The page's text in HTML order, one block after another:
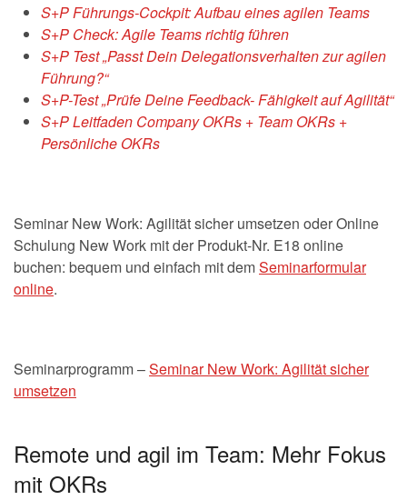
S+P Führungs-Cockpit: Aufbau eines agilen Teams
S+P Check: Agile Teams richtig führen
S+P Test „Passt Dein Delegationsverhalten zur agilen
Führung?“
S+P-Test „Prüfe Deine Feedback- Fähigkeit auf Agilität“
S+P Leitfaden Company OKRs + Team OKRs +
Persönliche OKRs
Seminar New Work: Agilität sicher umsetzen oder Online
Schulung New Work mit der Produkt-Nr. E18 online
buchen: bequem und einfach mit demSeminarformular
online.
Seminarprogramm –Seminar New Work: Agilität sicher
umsetzen
Remote und agil im Team: Mehr Fokus
mit OKRs